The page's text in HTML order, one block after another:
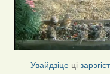
Увайдзіце ці